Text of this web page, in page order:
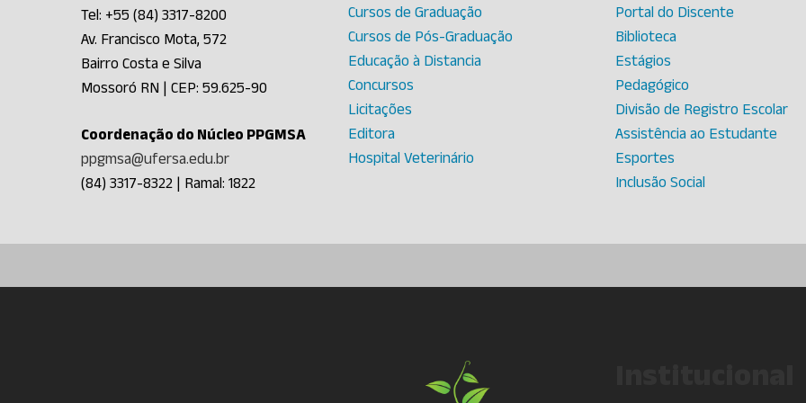
Tel: +55 (84) 3317-8200
Av. Francisco Mota, 572
Bairro Costa e Silva
Mossoró RN | CEP: 59.625-90
Coordenação do Núcleo PPGMSA
ppgmsa@ufersa.edu.br
(84) 3317-8322 | Ramal: 1822
Cursos de Graduação
Cursos de Pós-Graduação
Educação à Distancia
Concursos
Licitações
Editora
Hospital Veterinário
Portal do Discente
Biblioteca
Estágios
Pedagógico
Divisão de Registro Escolar
Assistência ao Estudante
Esportes
Inclusão Social